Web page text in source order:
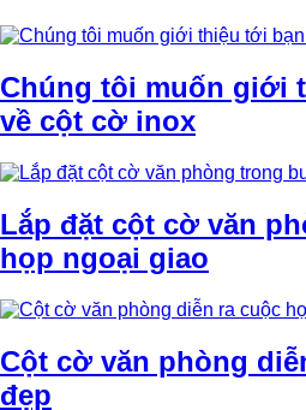
Chúng tôi muốn giới
về cột cờ inox
Lắp đặt cột cờ văn
họp ngoại giao
Cột cờ văn phòng
đẹp